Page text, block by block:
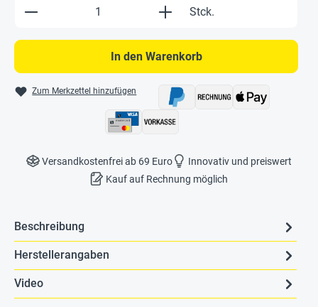
Produkt Anzahl: Gib den gewünschten
Stck.
In den Warenkorb
Zum Merkzettel hinzufügen
Versandkostenfrei ab 69 Euro
Innovativ und preiswert
Kauf auf Rechnung möglich
Beschreibung
Herstellerangaben
Video